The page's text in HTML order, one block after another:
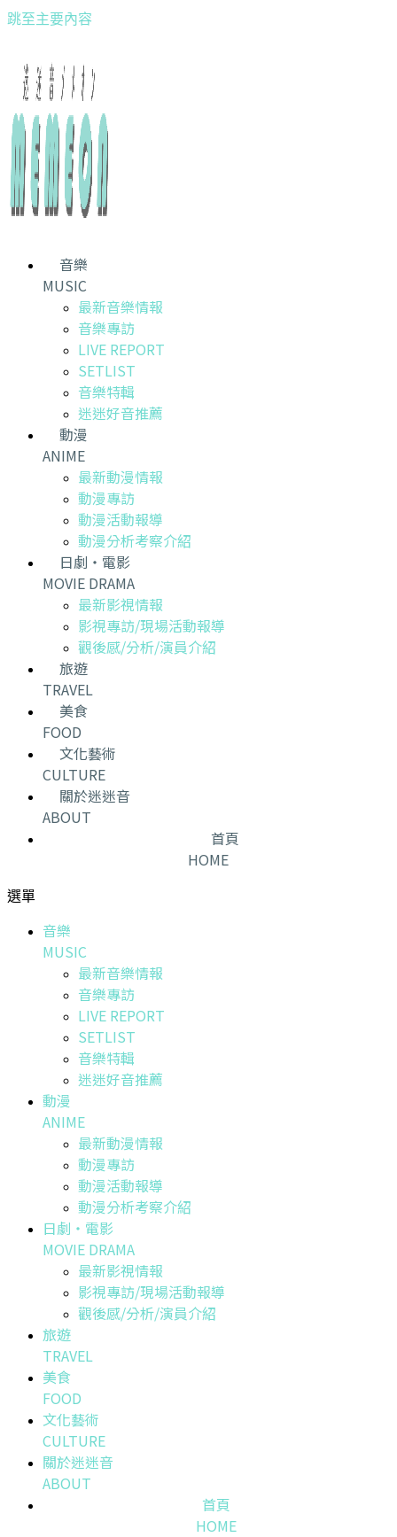
跳至主要內容
音樂
MUSIC
最新音樂情報
音樂專訪
LIVE REPORT
SETLIST
音樂特輯
迷迷好音推薦
動漫
ANIME
最新動漫情報
動漫專訪
動漫活動報導
動漫分析考察介紹
日劇・電影
MOVIE DRAMA
最新影視情報
影視專訪/現場活動報導
觀後感/分析/演員介紹
旅遊
TRAVEL
美食
FOOD
文化藝術
CULTURE
關於迷迷音
ABOUT
首頁
HOME
選單
音樂
MUSIC
最新音樂情報
音樂專訪
LIVE REPORT
SETLIST
音樂特輯
迷迷好音推薦
動漫
ANIME
最新動漫情報
動漫專訪
動漫活動報導
動漫分析考察介紹
日劇・電影
MOVIE DRAMA
最新影視情報
影視專訪/現場活動報導
觀後感/分析/演員介紹
旅遊
TRAVEL
美食
FOOD
文化藝術
CULTURE
關於迷迷音
ABOUT
首頁
HOME